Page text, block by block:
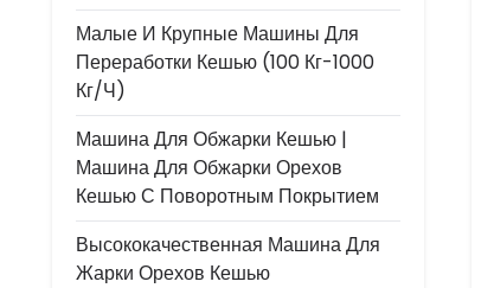
Малые И Крупные Машины Для
Переработки Кешью (100 Кг-1000
Кг/ч)
Машина Для Обжарки Кешью |
Машина Для Обжарки Орехов
Кешью С Поворотным Покрытием
Высококачественная Машина Для
Жарки Орехов Кешью